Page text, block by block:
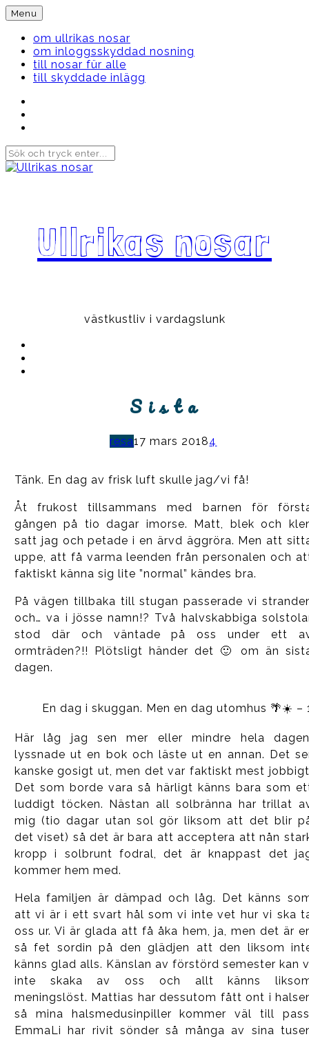
Skip
to
content
Menu
om ullrikas nosar
om inloggsskyddad nosning
till nosar für alle
till skyddade inlägg
Ullrikas nosar
västkustliv i vardagslunk
S i s t a
resa17 mars 20184
Tänk. En dag av frisk luft skulle jag/vi få!
Åt frukost tillsammans med barnen för
gången på tio dagar imorse. Matt, blek och
satt jag och petade i en ärvd äggröra. Men att
uppe, att få varma leenden från personalen och
faktiskt känna sig lite ”normal” kändes bra.
På vägen tillbaka till stugan passerade vi
och… va i jösse namn!? Två halvskabbiga
stod där och väntade på oss under ett
ormträden?!! Plötsligt händer det 🙂 om än
dagen.
En dag i skuggan. Men en dag utomhus 🌴☀️ –
Här låg jag sen mer eller mindre hela
lyssnade ut en bok och läste ut en annan. Det
kanske gosigt ut, men det var faktiskt mest
Det som borde vara så härligt känns bara som
luddigt töcken. Nästan all solbränna har trillat
mig (tio dagar utan sol gör liksom att det blir
det viset) så det är bara att acceptera att nån
kropp i solbrunt fodral, det är knappast det
kommer hem med.
Hela familjen är dämpad och låg. Det känns
att vi är i ett svart hål som vi inte vet hur vi ska
oss ur. Vi är glada att få åka hem, ja, men det är
så fet sordin på den glädjen att den liksom
känns glad alls. Känslan av förstörd semester kan
inte skaka av oss och allt känns
meningslöst. Mattias har dessutom fått ont i
så mina halsmedusinpiller kommer väl till
EmmaLi har rivit sönder så många av sina